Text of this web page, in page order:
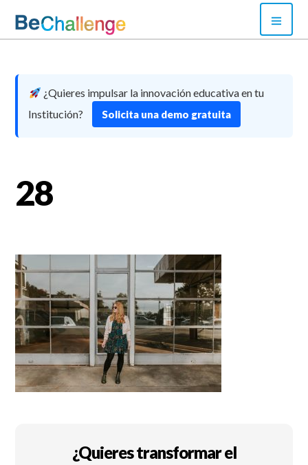
content
¿Quieres impulsar la innovación educativa en tu
Institución?
Solicita una demo gratuita
28
¿Quieres transformar el